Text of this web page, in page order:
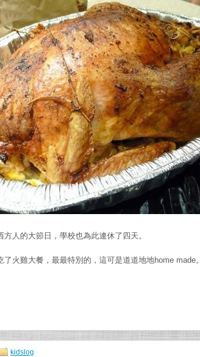
方人的大節日，學校也為此連休了四天。
火雞大餐，最最特別的，這可是道道地地home made。
kidslog